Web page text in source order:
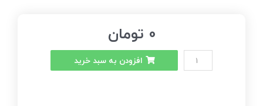
0 تومان
افزودن به سبد خرید